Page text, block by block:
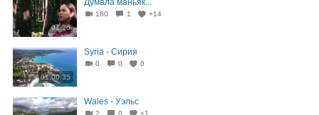
01:26
Думала маньяк...
180 1 +14
01:00:35
Syria - Сирия
0 0 0
Wales - Уэльс
2 0 +1